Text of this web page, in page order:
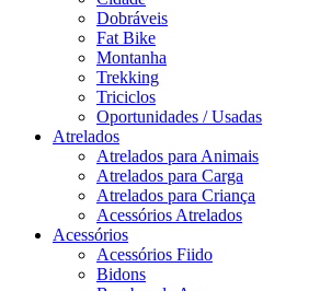
Dobráveis
Fat Bike
Montanha
Trekking
Triciclos
Oportunidades / Usadas
Atrelados
Atrelados para Animais
Atrelados para Carga
Atrelados para Criança
Acessórios Atrelados
Acessórios
Acessórios Fiido
Bidons